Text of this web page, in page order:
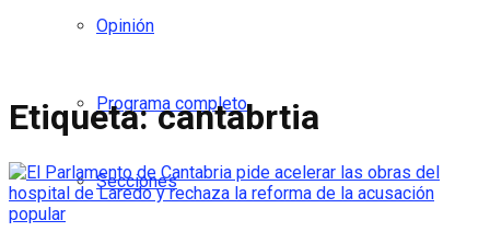
Opinión
Programa completo
Secciones
Etiqueta:cantabrtia